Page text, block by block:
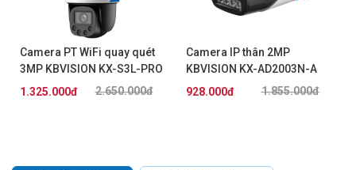
Camera PT WiFi quay quét
3MP KBVISION KX-S3L-PRO
2.650.000đ
1.325.000đ
Camera IP thân 2MP
KBVISION KX-AD2003N-A
1.855.000đ
928.000đ